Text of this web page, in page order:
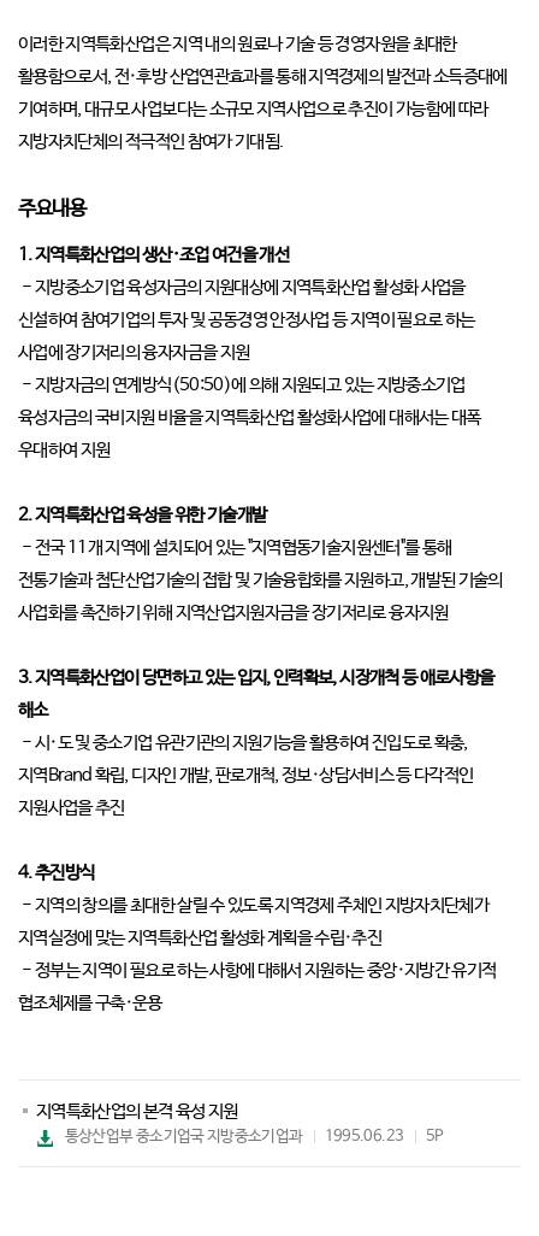
이러한 지역특화산업은 지역 내의 원료나 기술 등 경영자원을 최대한
활용함으로서, 전·후방 산업연관효과를 통해 지역경제의 발전과 소득증대에
기여하며, 대규모 사업보다는 소규모 지역사업으로 추진이 가능함에 따라
지방자치단체의 적극적인 참여가 기대됨.
주요내용
1. 지역특화산업의 생산·조업 여건을 개선
- 지방중소기업 육성자금의 지원대상에 지역특화산업 활성화 사업을
신설하여 참여기업의 투자 및 공동경영 안정사업 등 지역이 필요로 하는
사업에 장기저리의 융자자금을 지원
- 지방자금의 연계방식(50:50)에 의해 지원되고 있는 지방중소기업
육성자금의 국비지원 비율을 지역특화산업 활성화사업에 대해서는 대폭
우대하여 지원
2. 지역특화산업 육성을 위한 기술개발
- 전국 11개 지역에 설치되어 있는 "지역협동기술지원센터"를 통해
전통기술과 첨단산업기술의 접합 및 기술융합화를 지원하고, 개발된 기술의
사업화를 촉진하기 위해 지역산업지원자금을 장기저리로 융자지원
3. 지역특화산업이 당면하고 있는 입지, 인력확보, 시장개척 등 애로사항을
해소
- 시·도 및 중소기업 유관기관의 지원기능을 활용하여 진입도로 확충,
지역Brand 확립, 디자인 개발, 판로개척, 정보·상담서비스 등 다각적인
지원사업을 추진
4. 추진방식
- 지역의 창의를 최대한 살릴 수 있도록 지역경제 주체인 지방자치단체가
지역실정에 맞는 지역특화산업 활성화 계획을 수립·추진
- 정부는 지역이 필요로 하는 사항에 대해서 지원하는 중앙·지방간 유기적
협조체제를 구축·운용
지역특화산업의 본격 육성 지원
파통상산업부 중소기업국 지방중소기업과 1995.06.23 5P